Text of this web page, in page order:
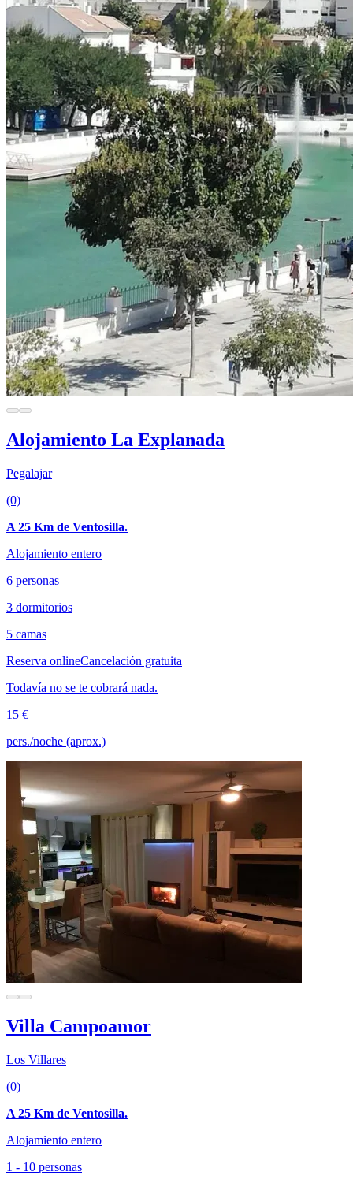
Alojamiento La Explanada
Pegalajar
(0)
A 25 Km de Ventosilla.
Alojamiento entero
6 personas
3 dormitorios
5 camas
Reserva onlineCancelación gratuita
Todavía no se te cobrará nada.
15 €
pers./noche (aprox.)
Villa Campoamor
Los Villares
(0)
A 25 Km de Ventosilla.
Alojamiento entero
1 - 10 personas